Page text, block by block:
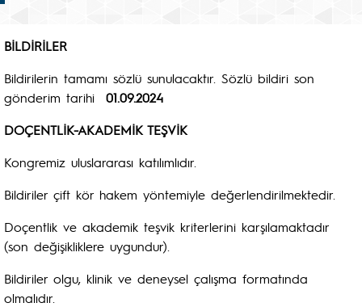
BİLDİRİLER
Bildirilerin tamamı sözlü sunulacaktır. Sözlü bildiri son
gönderim tarihi 01.09.2024
DOÇENTLİK-AKADEMİK TEŞVİK
Kongremiz uluslararası katılımlıdır.
Bildiriler çift kör hakem yöntemiyle değerlendirilmektedir.
Doçentlik ve akademik teşvik kriterlerini karşılamaktadır
(son değişikliklere uygundur).
Bildiriler olgu, klinik ve deneysel çalışma formatında
olmalıdır.